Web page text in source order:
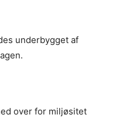
underbygget af
over for miljøsitet